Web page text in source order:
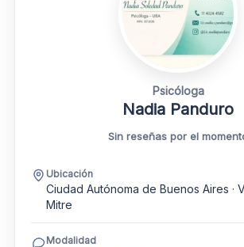
Psicóloga
Nadia Panduro
Sin reseñas por el
Ubicación
Ciudad Autónoma de Buenos Aires ·
Mitre
Modalidad